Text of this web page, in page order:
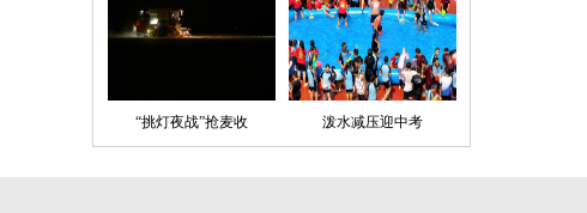
“挑灯夜战”抢麦收 泼水减压迎中考